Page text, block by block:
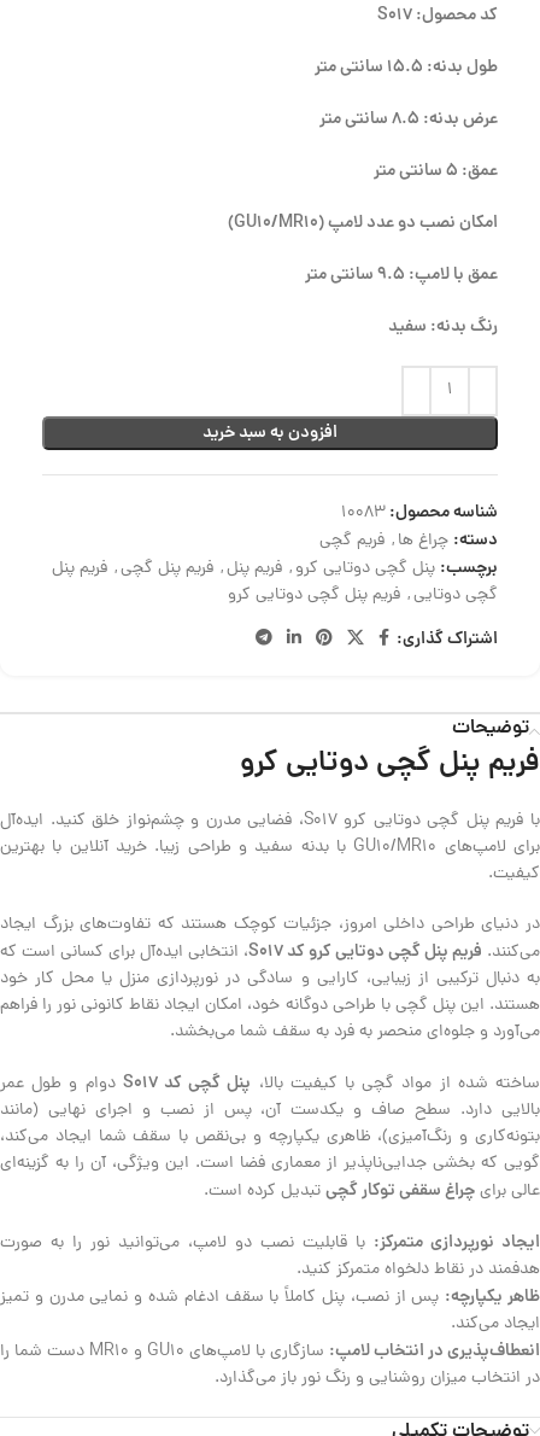
کد محصول: S017
طول بدنه: 15.5 سانتی متر
عرض بدنه: 8.5 سانتی متر
عمق: 5 سانتی متر
امکان نصب دو عدد لامپ(GU10/MR10)
عمق با لامپ: 9.5 سانتی متر
رنگ بدنه: سفید
افزودن به سبد خرید
شناسه محصول:10083
دسته: چراغ ها, فریم گچی
برچسب: پنل گچی دوتایی کرو, فریم پنل, فریم پنل گچی, فریم پنل
گچی دوتایی, فریم پنل گچی دوتایی کرو
اشتراک گذاری:
توضیحات
فریم پنل گچی دوتایی کرو
با فریم پنل گچی دوتایی کرو S017، فضایی مدرن و چشم‌نواز خلق کنید. ایده‌آل
برای لامپ‌های GU10/MR10 با بدنه سفید و طراحی زیبا. خرید آنلاین با بهترین
کیفیت.
در دنیای طراحی داخلی امروز، جزئیات کوچک هستند که تفاوت‌های بزرگ ایجاد
می‌کنند. فریم پنل گچی دوتایی کرو کد S017
، انتخابی ایده‌آل برای کسانی است که
به دنبال ترکیبی از زیبایی، کارایی و سادگی در نورپردازی منزل یا محل کار خود
هستند. این پنل گچی با طراحی دوگانه خود، امکان ایجاد نقاط کانونی نور را فراهم
می‌آورد و جلوه‌ای منحصر به فرد به سقف شما می‌بخشد.
ساخته شده از مواد گچی با کیفیت بالا، پنل گچی کد S017
دوام و طول عمر
بالایی دارد. سطح صاف و یکدست آن، پس از نصب و اجرای نهایی (مانند
بتونه‌کاری و رنگ‌آمیزی)، ظاهری یکپارچه و بی‌نقص با سقف شما ایجاد می‌کند،
گویی که بخشی جدایی‌ناپذیر از معماری فضا است. این ویژگی، آن را به گزینه‌ای
عالی برایچراغ سقفی توکار گچیتبدیل کرده است.
ایجاد نورپردازی متمرکز: با قابلیت نصب دو لامپ، می‌توانید نور را به صورت
هدفمند در نقاط دلخواه متمرکز کنید.
ظاهر یکپارچه: پس از نصب، پنل کاملاً با سقف ادغام شده و نمایی مدرن و تمیز
ایجاد می‌کند.
انعطاف‌پذیری در انتخاب لامپ:
سازگاری با لامپ‌های GU10 و MR10 دست شما را
در انتخاب میزان روشنایی و رنگ نور باز می‌گذارد.